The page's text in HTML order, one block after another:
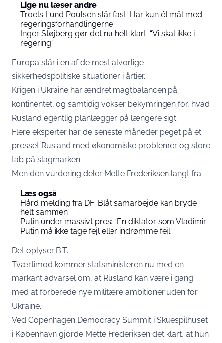
Lige nu læser andre
Troels Lund Poulsen slår fast: Har kun ét mål med
regeringsforhandlingerne
Inger Støjberg gør det nu helt klart: “Vi skal ikke i
regering”
Europa står i en af de mest alvorlige
sikkerhedspolitiske situationer i årtier.
Krigen i Ukraine har ændret magtbalancen på
kontinentet, og samtidig vokser bekymringen for, hvad
Rusland egentlig planlægger på længere sigt.
Flere eksperter har de seneste måneder peget på et
presset Rusland med økonomiske problemer og store
tab på slagmarken.
Men den vurdering deler Mette Frederiksen langt fra.
Læs også
Hård melding fra DF: Blåt samarbejde kan bryde
helt sammen
Putin under massivt pres: “En diktator som Vladimir
Putin må ikke tage fejl eller indrømme fejl”
Det oplyser B.T.
Tværtimod kommer statsministeren nu med en
markant advarsel om, at Rusland kan være i gang
med at forberede nye militære ambitioner uden for
Ukraine.
Ved Copenhagen Democracy Summit i Skuespilhuset
i København gjorde Mette Frederiksen det klart, at hun